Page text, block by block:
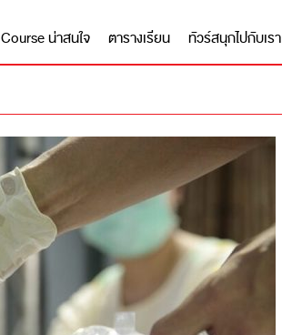
Course น่าสนใจ ตารางเรียน ทัวร์สนุกไปกับเรา